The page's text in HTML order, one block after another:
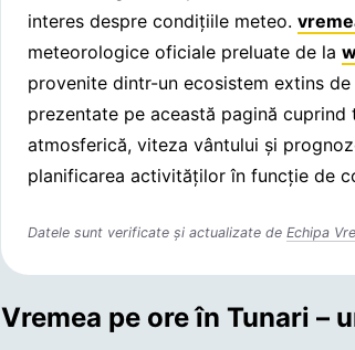
interes despre condițiile meteo.
meteorologice oficiale preluate de la
provenite dintr-un ecosistem extins
prezentate pe această pagină
atmosferică, viteza vântului și
planificarea activităților în funcție de
Datele sunt verificate și actualizate deEchipa
Vremea pe ore în Tunari –